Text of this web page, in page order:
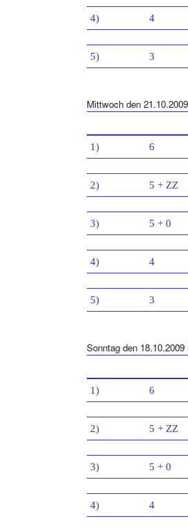
4) 4
5) 3
Mittwoch den 21.10.2009
1) 6
2) 5 + ZZ
3) 5 + 0
4) 4
5) 3
Sonntag den 18.10.2009
1) 6
2) 5 + ZZ
3) 5 + 0
4) 4